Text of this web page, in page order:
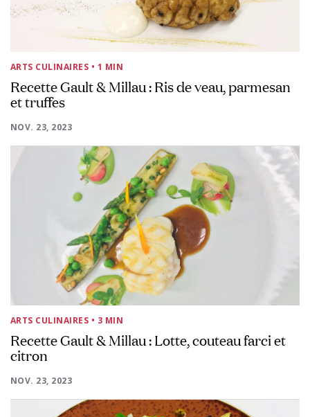
ARTS CULINAIRES • 1 MIN
Recette Gault & Millau : Ris de veau, parmesan
et truffes
NOV. 23, 2023
ARTS CULINAIRES • 3 MIN
Recette Gault & Millau : Lotte, couteau farci et
citron
NOV. 23, 2023